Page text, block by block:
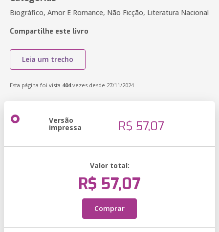
Biográfico, Amor E Romance, Não Ficção, Literatura Nacional
Compartilhe este livro
Leia um trecho
Esta página foi vista 404vezes desde 27/11/2024
Versão
impressa R$ 57,07
Valor total:
R$ 57,07
Comprar